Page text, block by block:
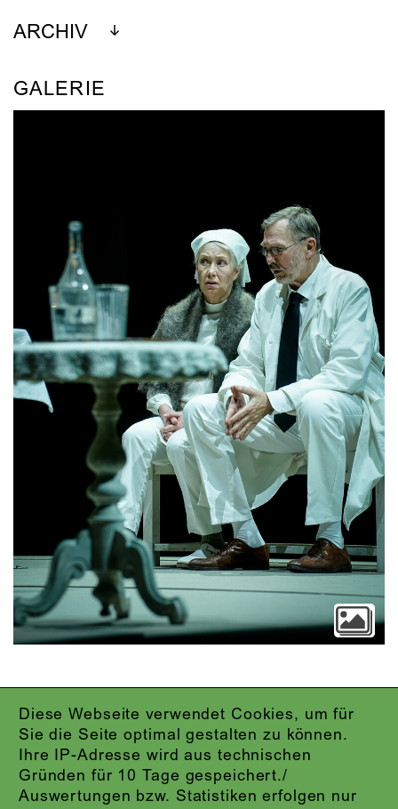
Diese Webseite verwendet Cookies, um für
Sie die Seite optimal gestalten zu können.
Ihre IP-Adresse wird aus technischen
Gründen für 10 Tage gespeichert./
Auswertungen bzw. Statistiken erfolgen nur
ARCHIV
GALERIE
IMPRESSUM
DATENSCHUTZ
AGB
KONTAKT